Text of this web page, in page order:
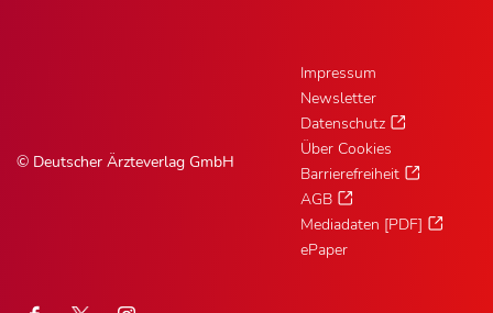
© Deutscher Ärzteverlag GmbH
Impressum
Newsletter
Datenschutz
Über Cookies
Barrierefreiheit
AGB
Mediadaten [PDF]
ePaper